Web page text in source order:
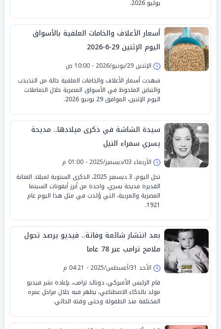
يوليو 2026.
أسعار الأعلاف والخامات العلفية بالأسواق
اليوم الإثنين 29-6-2026
الإثنين 29/يونيو/2026 - 10:00 ص
شهدت أسعار الأعلاف والخامات العلفية حالة من التذبذب
والتباين الملحوظ في الأسواق المصرية خلال التعاملات
اليوم الإثنين، الموافق 29 يونيو 2026.
سيدة الشاشة في ذكرى ميلادها.. مديحة
يسري سمراء النيل
الأربعاء 03/ديسمبر/2025 - 01:00 م
تحل اليوم، 3 ديسمبر 2025، الذكرى السنوية لميلاد الفنانة
القديرة مديحة يسري، واحدة من أبرز أيقونات السينما
المصرية والعربية، التي وُلدت في مثل هذا اليوم عام
1921.
بعد انتشار شائعة وفاتة.. فيديو يرصد تحول
ملامح ترامب عبر 78 عاما
الأحد 31/أغسطس/2025 - 04:21 م
قام الرئيس الأميركي، دونالد ترامب، بإعادة نشر فيديو
مولد بالذكاء الاصطناعي، يظهر فيه خلال مراحل عمره
المختلفة منذ الطفولة وحتى وقته الحالي.